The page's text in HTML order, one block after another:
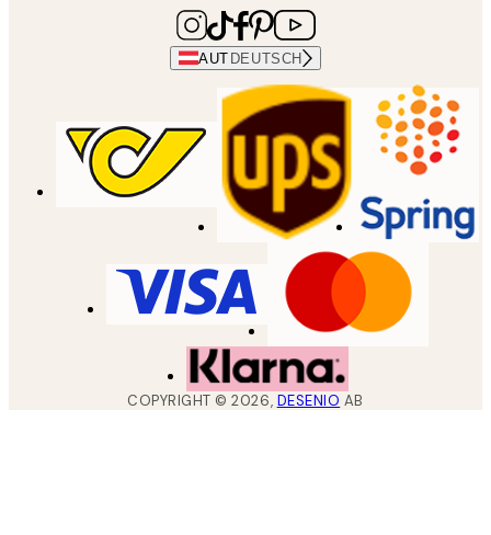
AUT DEUTSCH
COPYRIGHT ©2026, DESENIO AB